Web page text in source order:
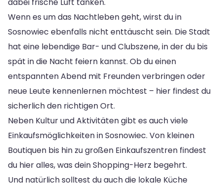
Wenn es um das Nachtleben geht, wirst du in
Sosnowiec ebenfalls nicht enttäuscht sein. Die Stadt
hat eine lebendige Bar- und Clubszene, in der du bis
spät in die Nacht feiern kannst. Ob du einen
entspannten Abend mit Freunden verbringen oder
neue Leute kennenlernen möchtest – hier findest du
sicherlich den richtigen Ort.
Neben Kultur und Aktivitäten gibt es auch viele
Einkaufsmöglichkeiten in Sosnowiec. Von kleinen
Boutiquen bis hin zu großen Einkaufszentren findest
du hier alles, was dein Shopping-Herz begehrt.
Und natürlich solltest du auch die lokale Küche